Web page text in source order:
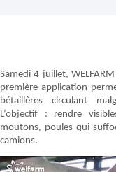
Samedi 4 juillet,
première application
bétaillères circulant
L’objectif : rendre
moutons, poules qui
camions.